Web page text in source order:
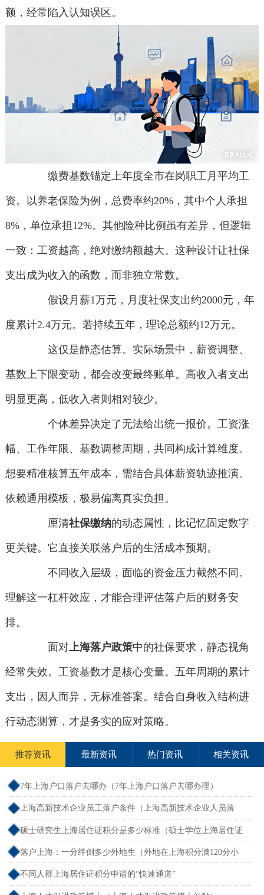
额，经常陷入认知误区。
缴费基数锚定上年度全市在岗职工月平均工
资。以养老保险为例，总费率约20%，其中个人承担
8%，单位承担12%。其他险种比例虽有差异，但逻辑
一致：工资越高，绝对缴纳额越大。这种设计让社保
支出成为收入的函数，而非独立常数。
假设月薪1万元，月度社保支出约2000元，年
度累计2.4万元。若持续五年，理论总额约12万元。
这仅是静态估算。实际场景中，薪资调整、
基数上下限变动，都会改变最终账单。高收入者支出
明显更高，低收入者则相对较少。
个体差异决定了无法给出统一报价。工资涨
幅、工作年限、基数调整周期，共同构成计算维度。
想要精准核算五年成本，需结合具体薪资轨迹推演。
依赖通用模板，极易偏离真实负担。
厘清社保缴纳的动态属性，比记忆固定数字
更关键。它直接关联落户后的生活成本预期。
不同收入层级，面临的资金压力截然不同。
理解这一杠杆效应，才能合理评估落户后的财务安
排。
面对上海落户政策中的社保要求，静态视角
经常失效。工资基数才是核心变量。五年周期的累计
支出，因人而异，无标准答案。结合自身收入结构进
行动态测算，才是务实的应对策略。
推荐资讯 最新资讯 热门资讯 相关资讯
7年上海户口落户去哪办（7年上海户口落户去哪办理）
上海高新技术企业员工落户条件（上海高新技术企业人员落
户）
硕士研究生上海居住证积分是多少标准（硕士学位上海居住证
积分）
落户上海：一分绊倒多少外地生（外地在上海积分满120分小
孩可以考上海大学吗）
不同人群上海居住证积分申请的“快速通道”